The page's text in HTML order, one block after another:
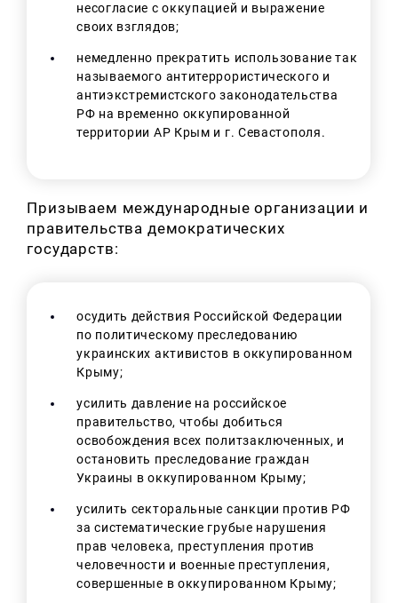
несогласие с оккупацией и выражение
своих взглядов;
немедленно прекратить использование так
называемого антитеррористического и
антиэкстремистского законодательства
РФ на временно оккупированной
территории АР Крым и г. Севастополя.
Призываем международные организации и
правительства демократических
государств:
осудить действия Российской Федерации
по политическому преследованию
украинских активистов в оккупированном
Крыму;
усилить давление на российское
правительство, чтобы добиться
освобождения всех политзаключенных, и
остановить преследование граждан
Украины в оккупированном Крыму;
усилить секторальные санкции против РФ
за систематические грубые нарушения
прав человека, преступления против
человечности и военные преступления,
совершенные в оккупированном Крыму;